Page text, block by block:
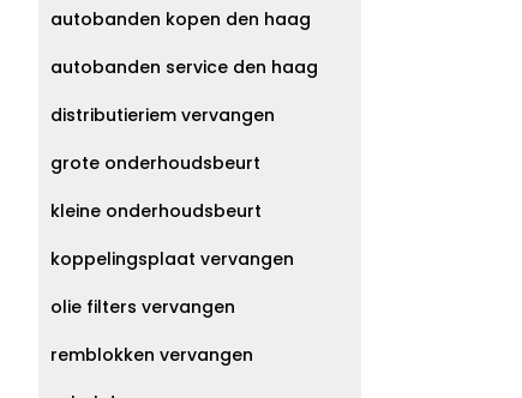
autobanden kopen den haag
autobanden service den haag
distributieriem vervangen
grote onderhoudsbeurt
kleine onderhoudsbeurt
koppelingsplaat vervangen
olie filters vervangen
remblokken vervangen